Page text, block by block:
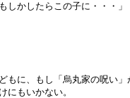
かしたらこの子に・・・」
もに、もし「烏丸家の呪い」
にもいかない。